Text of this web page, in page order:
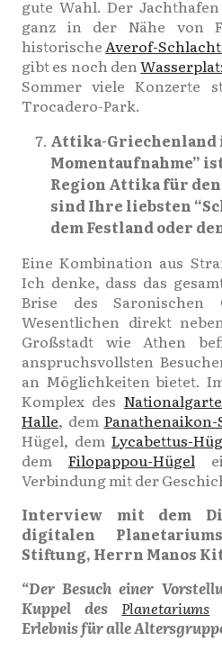
gute Wahl. Der Jachthafen
ganz in der Nähe von
historischeAverof-
gibt es noch den
Sommer viele Konzerte
Trocadero-Park.
Attika-Griechenland
Momentaufnahme”
Region Attika für den
sind Ihre liebsten
dem Festland oder
Eine Kombination aus
Ich denke, dass das
Brise des
Wesentlichen direkt
Großstadt wie Athen
anspruchsvollsten
an Möglichkeiten bietet.
Komplex des
Halle, dem Panathenaikon-
Hügel, dem Lycabettus-
dem Filopappou-Hügel
Verbindung mit der
Interview mit dem
digitalen
Stiftung, Herrn Manos
“Der Besuch einer
Kuppel des Planetariums
Erlebnis für alle